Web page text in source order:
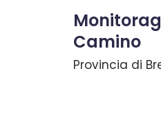
Camino
Provincia di